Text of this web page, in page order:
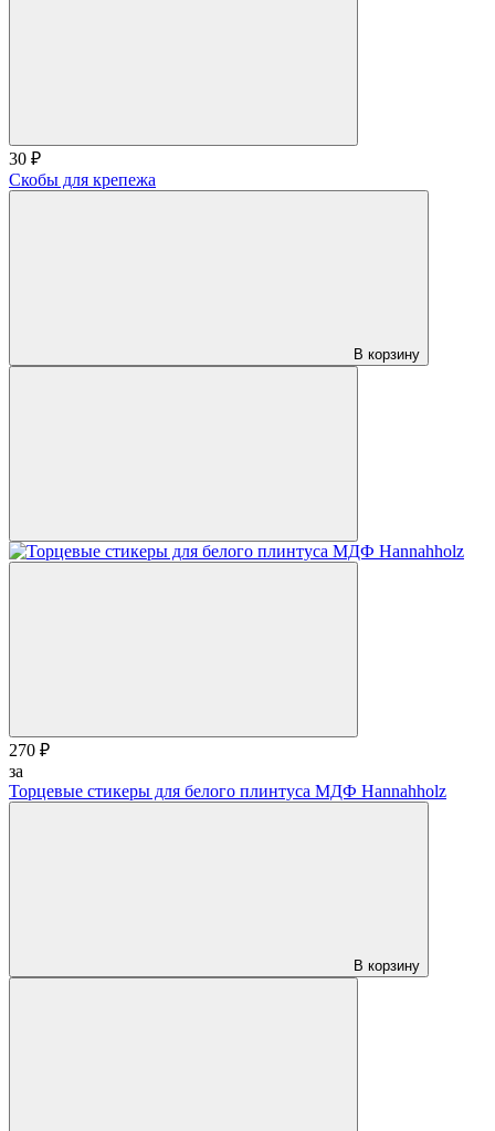
30 ₽
Скобы для крепежа
В корзину
270 ₽
за
Торцевые стикеры для белого плинтуса МДФ Hannahholz
В корзину